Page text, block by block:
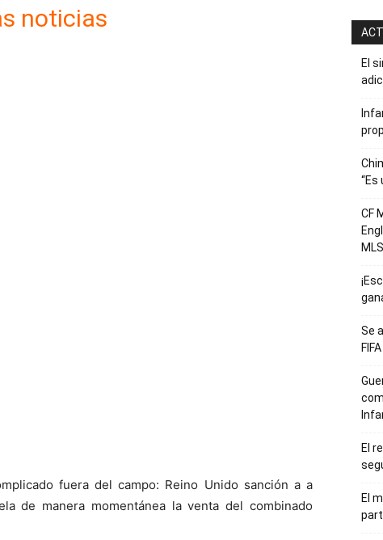
noticias
fuera del campo: Reino Unido sanción a a
de manera momentánea la venta del combinado
El
“Es
CF
Se
El
El